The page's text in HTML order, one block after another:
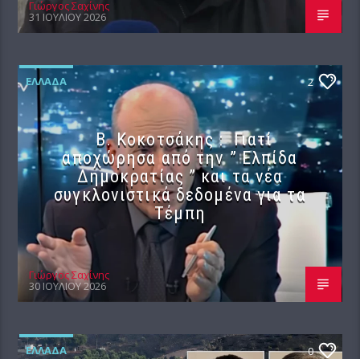
Γιώργος Σαχίνης
31 ΙΟΥΛΊΟΥ 2026
ΕΛΛΆΔΑ 2
Β. Κοκοτσάκης : Γιατί
αποχώρησα από την ” Ελπίδα
Δημοκρατίας ” και τα νέα
συγκλονιστικά δεδομένα για τα
Τέμπη
Γιώργος Σαχίνης
30 ΙΟΥΛΊΟΥ 2026
ΕΛΛΆΔΑ 0